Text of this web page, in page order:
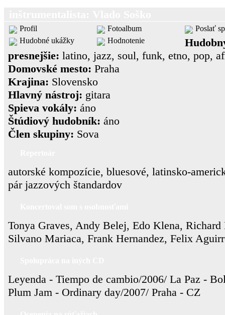
Profil Fotoalbum
Poslať
Hudobné ukážky
Hodnotenie
presnejšie: latino, jazz, soul, funk, etno, pop,
Domovské mesto: Praha
Krajina: Slovensko
Hlavný nástroj: gitara
Spieva vokály: áno
Štúdiový hudobník: áno
Člen skupiny: Sova
autorské kompozície, bluesové, latinsko-
pár jazzových štandardov
Tonya Graves, Andy Belej, Edo Klena,
Silvano Mariaca, Frank Hernandez, Felix
Leyenda - Tiempo de cambio/2006/ La Paz -
Plum Jam - Ordinary day/2007/ Praha - CZ